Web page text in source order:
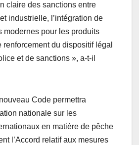
claire des sanctions entre
industrielle, l’intégration de
modernes pour les produits
renforcement du dispositif légal
et de sanctions », a-t-il
Code permettra
nationale sur les
en matière de pêche
l’Accord relatif aux mesures